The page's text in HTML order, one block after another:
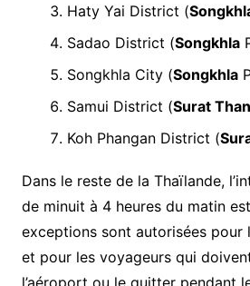
Haty Yai District (
Sadao District (Songkhla
Songkhla City (Songkhla
Samui District (Surat
Koh Phangan District (
Dans le reste de la Thaïlande,
de minuit à 4 heures du matin
exceptions sont autorisées pour
et pour les voyageurs qui
l’aéroport ou le quitter pendant